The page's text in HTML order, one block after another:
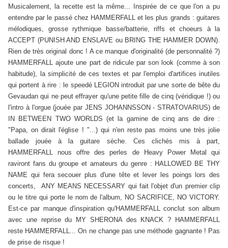
Musicalement, la recette est la même... Inspirée de ce que l'on a pu
entendre par le passé chez HAMMERFALL et les plus grands : guitares
mélodiques, grosse rythmique basse/batterie, riffs et choeurs à la
ACCEPT (PUNISH AND ENSLAVE ou BRING THE HAMMER DOWN).
Rien de très original donc ! A ce manque d'originalité (de personnalité ?)
HAMMERFALL ajoute une part de ridicule par son look (comme à son
habitude), la simplicité de ces textes et par l'emploi d'artifices inutiles
qui portent à rire : le speedé LEGION introduit par une sorte de bête du
Gevaudan qui ne peut effrayer qu'une petite fille de cinq (véridique !) ou
l'intro à l'orgue (jouée par JENS JOHANNSSON - STRATOVARIUS) de
IN BETWEEN TWO WORLDS (et la gamine de cinq ans de dire :
"Papa, on dirait l'église ! "...) qui n'en reste pas moins une très jolie
ballade jouée à la guitare sèche. Ces clichés mis à part,
HAMMERFALL nous offre des perles de Heavy Power Metal qui
raviront fans du groupe et amateurs du genre : HALLOWED BE THY
NAME qui fera secouer plus d'une tête et lever les poings lors des
concerts, ANY MEANS NECESSARY qui fait l'objet d'un premier clip
ou le titre qui porte le nom de l'album, NO SACRIFICE, NO VICTORY.
Est-ce par manque d'inspiration qu'HAMMERFALL conclut son album
avec une reprise du MY SHERONA des KNACK ? HAMMERFALL
reste HAMMERFALL... On ne change pas une méthode gagnante ! Pas
de prise de risque !